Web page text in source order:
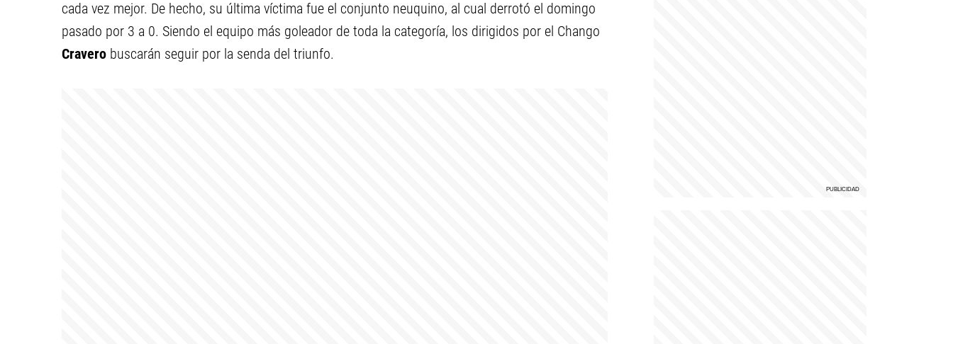
cada vez mejor. De hecho, su última víctima fue el conjunto neuquino, al cual derrotó el domingo
pasado por 3 a 0. Siendo el equipo más goleador de toda la categoría, los dirigidos por el Chango
Cravero buscarán seguir por la senda del triunfo.